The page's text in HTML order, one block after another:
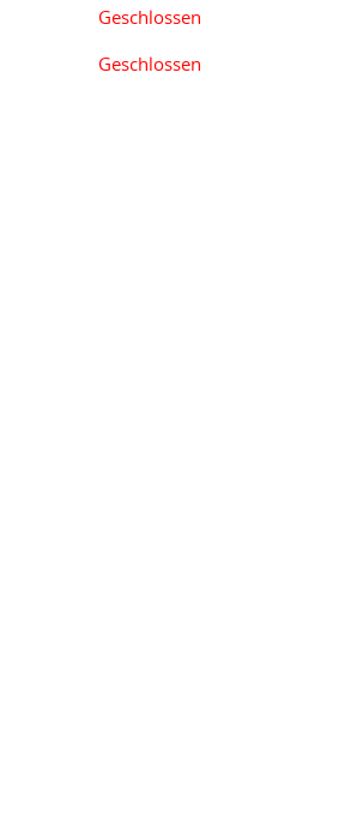
Geschlossen
Geschlossen